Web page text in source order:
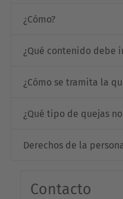
¿Cómo?
¿Qué contenido debe
¿Cómo se tramita la
¿Qué tipo de quejas
Derechos de la
Contacto